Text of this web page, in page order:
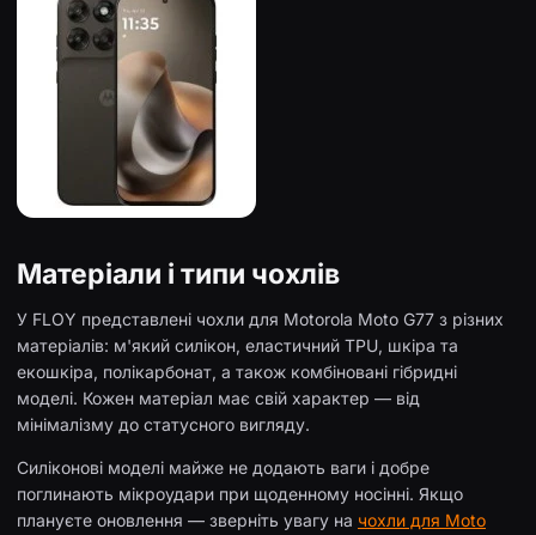
Матеріали і типи чохлів
У FLOY представлені чохли для Motorola Moto G77 з різних
матеріалів: м'який силікон, еластичний TPU, шкіра та
екошкіра, полікарбонат, а також комбіновані гібридні
моделі. Кожен матеріал має свій характер — від
мінімалізму до статусного вигляду.
Силіконові моделі майже не додають ваги і добре
поглинають мікроудари при щоденному носінні. Якщо
плануєте оновлення — зверніть увагу на чохли для Moto